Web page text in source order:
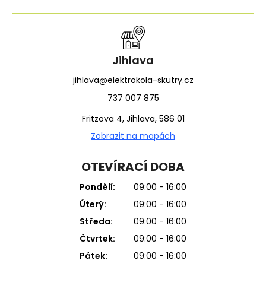
Jihlava
jihlava@elektrokola-skutry.cz
737 007 875
Fritzova 4, Jihlava, 586 01
Zobrazit na mapách
OTEVÍRACÍ DOBA
Pondělí:
09:00 - 16:00
Úterý:
09:00 - 16:00
Středa:
09:00 - 16:00
Čtvrtek:
09:00 - 16:00
Pátek:
09:00 - 16:00